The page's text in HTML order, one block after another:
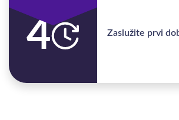
4 Zaslužite prvi